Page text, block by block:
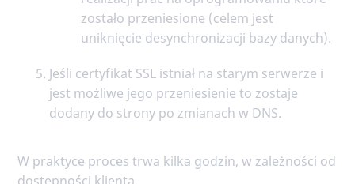
zostało przeniesione (celem jest
uniknięcie desynchronizacji bazy danych).
Jeśli certyfikat SSL istniał na starym serwerze i
jest możliwe jego przeniesienie to zostaje
dodany do strony po zmianach w DNS.
W praktyce proces trwa kilka godzin, w zależności od